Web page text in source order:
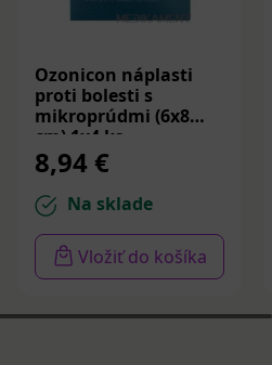
Ozonicon náplasti
proti bolesti s
mikroprúdmi (6x8
cm) 1x4 ks
8,94 €
Na sklade
Vložiť do košíka